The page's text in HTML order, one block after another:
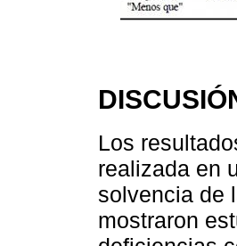
Los
realizada en
solvencia de
mostraron